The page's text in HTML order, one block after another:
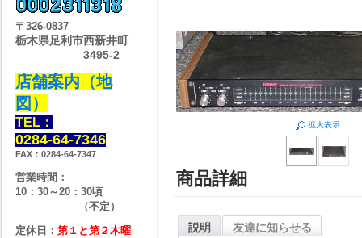
拡大表示
商品詳細
説明 友達に知らせる
〒 326-0837
栃木県足利市西新井町
3495-2
店舗案内（地
図）
TEL：
0284-64-7346
FAX：0284-64-7347
営業時間：
10：30～20：30頃
（不定）
定休日： 第１と第２木曜